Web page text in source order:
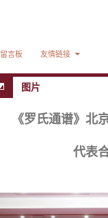
留言板 友情链接
图片
《罗氏通谱》北
代表